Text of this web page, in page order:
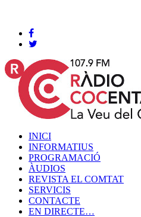
INICI
INFORMATIUS
PROGRAMACIÓ
ÀUDIOS
REVISTA EL COMTAT
SERVICIS
CONTACTE
EN DIRECTE…